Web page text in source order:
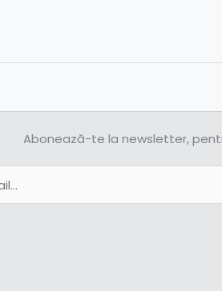
Abonează-te la newsletter,